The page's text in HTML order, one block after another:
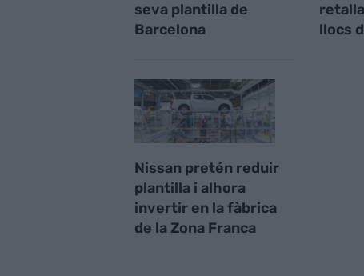
seva plantilla de
Barcelona
llocs
Nissan pretén reduir
plantilla i alhora
invertir en la fàbrica
de la Zona Franca